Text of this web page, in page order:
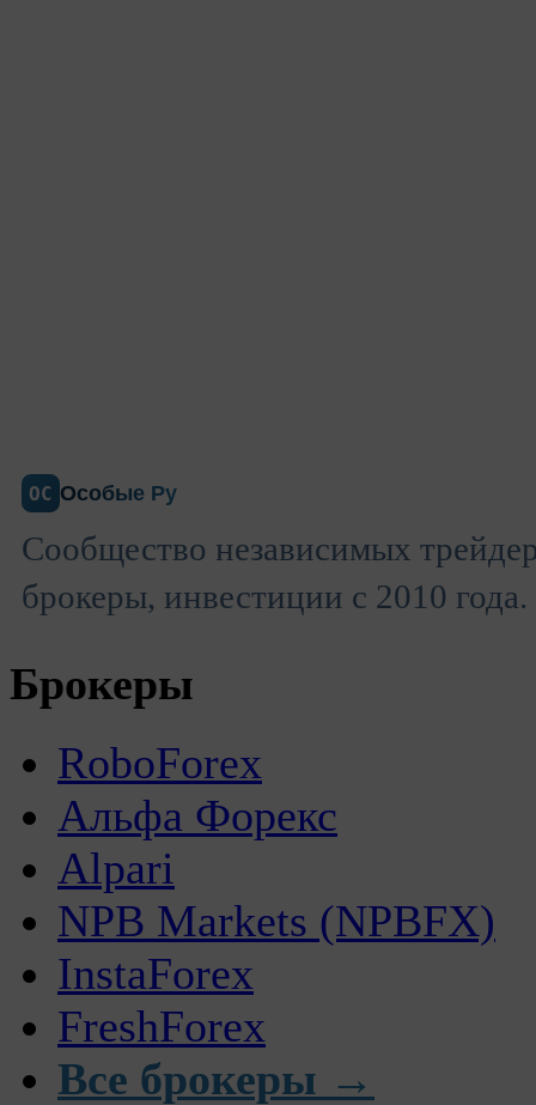
ОС Особые Ру
Сообщество независимых
брокеры, инвестиции с 2010 года.
Брокеры
RoboForex
Альфа Форекс
Alpari
NPB Markets (NPBFX)
InstaForex
FreshForex
Все брокеры →